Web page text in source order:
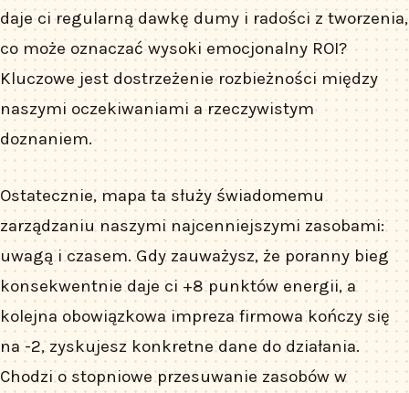
daje ci regularną dawkę dumy i radości z tworzenia,
co może oznaczać wysoki emocjonalny ROI?
Kluczowe jest dostrzeżenie rozbieżności między
naszymi oczekiwaniami a rzeczywistym
doznaniem.
Ostatecznie, mapa ta służy świadomemu
zarządzaniu naszymi najcenniejszymi zasobami:
uwagą i czasem. Gdy zauważysz, że poranny bieg
konsekwentnie daje ci +8 punktów energii, a
kolejna obowiązkowa impreza firmowa kończy się
na -2, zyskujesz konkretne dane do działania.
Chodzi o stopniowe przesuwanie zasobów w